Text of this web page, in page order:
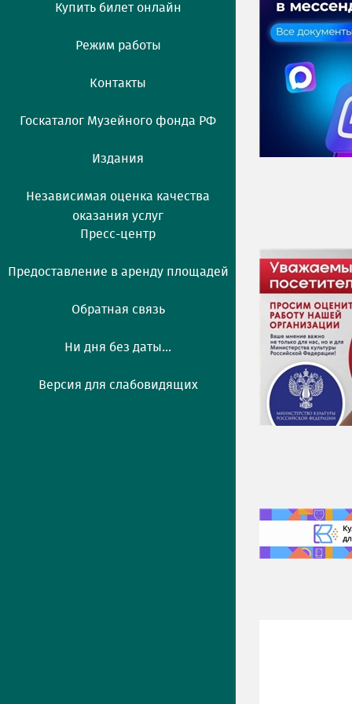
Купить билет онлайн
Режим работы
Контакты
Госкаталог Музейного фонда РФ
Издания
Независимая оценка качества
оказания услуг
Пресс-центр
Предоставление в аренду площадей
Обратная связь
Ни дня без даты...
Версия для слабовидящих